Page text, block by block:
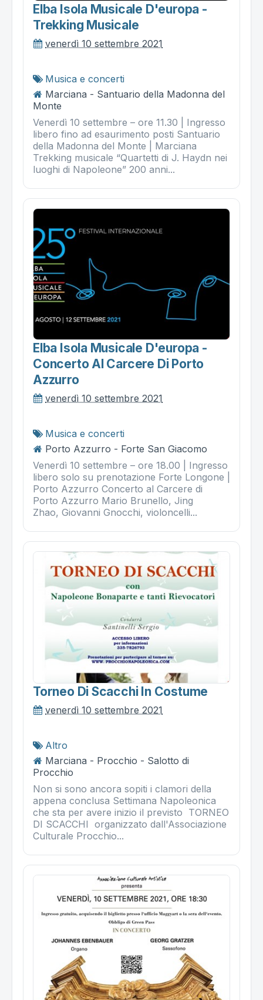
Elba Isola Musicale D'europa -
Trekking Musicale
venerdì 10 settembre 2021
Musica e concerti
Marciana - Santuario della Madonna del
Monte
Venerdì 10 settembre – ore 11.30 | Ingresso
libero fino ad esaurimento posti Santuario
della Madonna del Monte | Marciana
Trekking musicale “Quartetti di J. Haydn nei
luoghi di Napoleone” 200 anni...
Elba Isola Musicale D'europa -
Concerto Al Carcere Di Porto
Azzurro
venerdì 10 settembre 2021
Musica e concerti
Porto Azzurro - Forte San Giacomo
Venerdì 10 settembre – ore 18.00 | Ingresso
libero solo su prenotazione Forte Longone |
Porto Azzurro Concerto al Carcere di
Porto Azzurro Mario Brunello, Jing
Zhao, Giovanni Gnocchi, violoncelli...
Torneo Di Scacchi In Costume
venerdì 10 settembre 2021
Altro
Marciana - Procchio - Salotto di
Procchio
Non si sono ancora sopiti i clamori della
appena conclusa Settimana Napoleonica
che sta per avere inizio il previsto TORNEO
DI SCACCHI organizzato dall'Associazione
Culturale Procchio...